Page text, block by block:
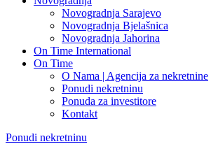
Novogradnja Sarajevo
Novogradnja Bjelašnica
Novogradnja Jahorina
On Time International
On Time
O Nama | Agencija za nekretnine
Ponudi nekretninu
Ponuda za investitore
Kontakt
Ponudi nekretninu